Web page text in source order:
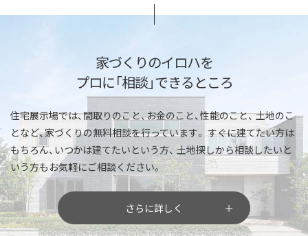
家づくりのイロハを
プロに「相談」できるところ
住宅展示場では、間取りのこと、お金のこと、性能のこと、土地のこ
となど、家づくりの無料相談を行っています。 すぐに建てたい方は
もちろん、いつかは建てたいという方、 土地探しから相談したいと
いう方もお気軽にご相談ください。
さらに詳しく